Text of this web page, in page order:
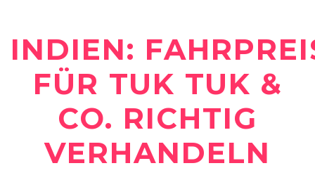
INDIEN:
FÜR TUK TUK &
CO. RICHTIG
VERHANDELN